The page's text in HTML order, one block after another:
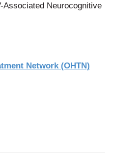
Neurocognitive
Network (OHTN)